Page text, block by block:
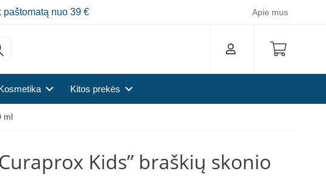
paštomatą nuo 39 € Apie mus
Kitos prekės
ml
Kids” braškių skonio